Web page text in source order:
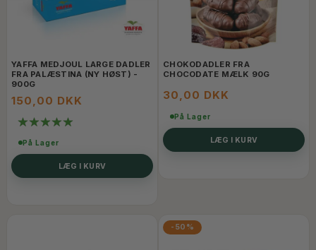
YAFFA MEDJOUL LARGE DADLER
FRA PALÆSTINA (NY HØST) -
900G
150,00 DKK
På Lager
LÆG I KURV
CHOKODADLER FRA
CHOCODATE MÆLK 90G
30,00 DKK
På Lager
LÆG I KURV
-50%